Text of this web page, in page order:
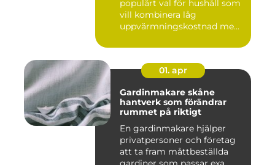
populärt val för hushåll som
vill kombinera låg
uppvärmningskostnad me...
01. apr
Gardinmakare skåne
hantverk som förändrar
rummet på riktigt
En gardinmakare hjälper
privatpersoner och företag
att ta fram måttbeställda